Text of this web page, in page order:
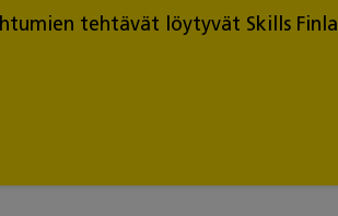
tehtävät löytyvät Skills